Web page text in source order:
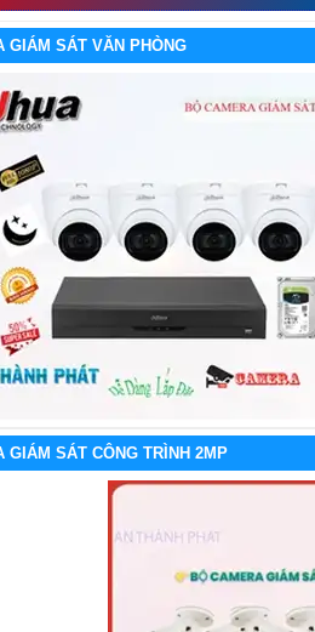
GIÁM SÁT VĂN PHÒNG
GIÁM SÁT CÔNG TRÌNH 2MP